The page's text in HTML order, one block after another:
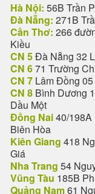
Hà Nội: 56B Trần
Đà Nẵng: 271B
Cần Thơ: 266
Kiều
CN 5Đà Nẵng 32
CN 671 Trường
CN 7 Lâm Đồng
CN 8 Bình Dương
Dầu Một
Đồng Nai40/198A
Biên Hòa
Kiên Giang 418
Giá
Nha Trang 54
Vũng Tàu 185B
Quảng Nam61